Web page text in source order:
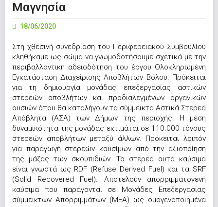
Μαγνησία
18/06/2020
Στη χθεσινή συνεδρίαση του Περιφερειακού Συμβουλίου
κληθήκαμε ως σώμα να γνωμοδοτήσουμε σχετικά με την
περιβαλλοντική αδειοδότηση του έργου Ολοκληρωμένη
Εγκατάσταση Διαχείρισης Αποβλήτων Βόλου. Πρόκειται
για τη δημιουργία μονάδας επεξεργασίας αστικών
στερεών αποβλήτων και προδιαλεγμένων οργανικών
ουσιών όπου θα καταλήγουν τα σύμμεικτα Αστικά Στερεά
Απόβλητα (ΑΣΑ) των Δήμων της περιοχής. Η μέση
δυναμικότητα της μονάδας εκτιμάται σε 110.000 τόνους
στερεών αποβλήτων μεταξύ άλλων. Πρόκειται λοιπόν
για παραγωγή στερεών καυσίμων από την αξιοποίηση
της μάζας των σκουπιδιών. Τα στερεά αυτά καύσιμα
είναι γνωστά ως RDF (Refuse Derived Fuel) και τα SRF
(Solid Recovered Fuel). Αποτελούν απορριμματογενή
καύσιμα που παράγονται σε Μονάδες Επεξεργασίας
σύμμεικτων Απορριμμάτων (ΜΕΑ) ως ομογενοποιημένα